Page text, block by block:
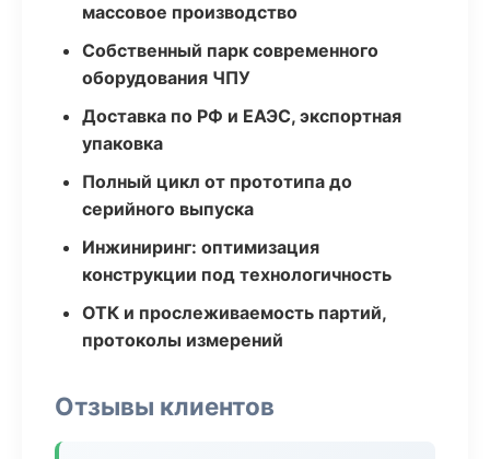
массовое производство
Собственный парк современного
оборудования ЧПУ
Доставка по РФ и ЕАЭС, экспортная
упаковка
Полный цикл от прототипа до
серийного выпуска
Инжиниринг: оптимизация
конструкции под технологичность
ОТК и прослеживаемость партий,
протоколы измерений
Отзывы клиентов